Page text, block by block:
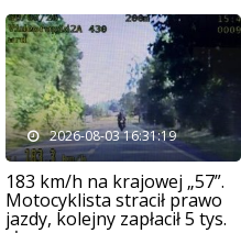
2026-08-03 16:31:19
183 km/h na krajowej „57”.
Motocyklista stracił prawo
jazdy, kolejny zapłacił 5 tys.